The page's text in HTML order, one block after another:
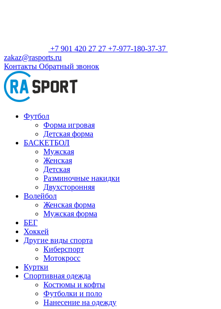
+7 901 420 27 27 +7-977-180-37-37
zakaz@rasports.ru
Контакты Обратный звонок
Футбол
Форма игровая
Детская форма
БАСКЕТБОЛ
Мужская
Женская
Детская
Разминочные накидки
Двухсторонняя
Волейбол
Женская форма
Мужская форма
БЕГ
Хоккей
Другие виды спорта
Киберспорт
Мотокросс
Куртки
Спортивная одежда
Костюмы и кофты
Футболки и поло
Нанесение на одежду